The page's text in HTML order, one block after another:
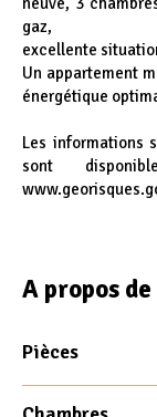
gaz,
excellente
Un appartement
énergétique
Les informations
sont
A propos
Pièces